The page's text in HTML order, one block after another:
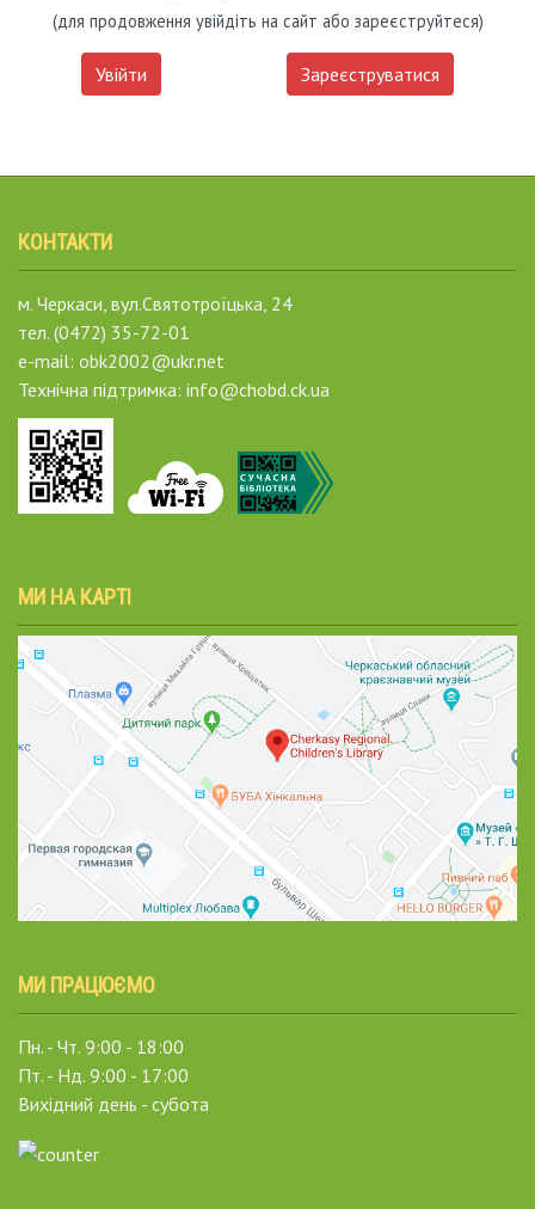
(для продовження увійдіть на сайт або зареєструйтеся)
Увійти Зареєструватися
КОНТАКТИ
м. Черкаси, вул.Святотроїцька, 24
тел. (0472) 35-72-01
e-mail: obk2002@ukr.net
Технічна підтримка: info@chobd.ck.ua
МИ НА КАРТІ
МИ ПРАЦЮЄМО
Пн. - Чт. 9:00 - 18:00
Пт. - Нд. 9:00 - 17:00
Вихідний день - субота